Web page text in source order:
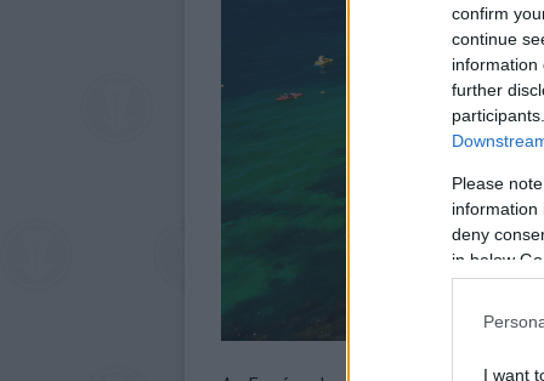
confirm
continue
information
further
Please
information
deny
in below
I want